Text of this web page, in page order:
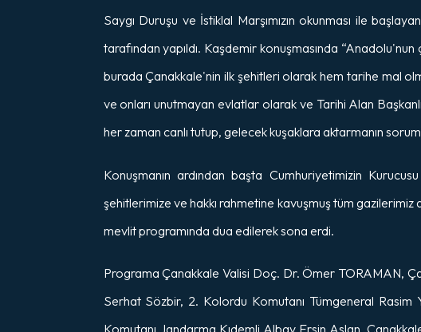
Saygı Duruşu ve İstiklal Marşımızın okunması ile
tarafından yapıldı. Kaşdemir konuşmasında
burada Çanakkale'nin ilk şehitleri olarak hem tarihe mal
ve onları unutmayan evlatlar olarak ve Tarihi Alan
her zaman canlı tutup, gelecek kuşaklara aktarmanın
Konuşmanın ardından başta Cumhuriyetimizin
şehitlerimize ve hakkı rahmetine kavuşmuş tüm gazilerimiz
mevlit programında dua edilerek sona erdi.
Programa Çanakkale Valisi Doç. Dr. Ömer TORAMAN,
Serhat Sözbir, 2. Kolordu Komutanı Tümgeneral
Komutanı Jandarma Kıdemli Albay Ersin Aslan,